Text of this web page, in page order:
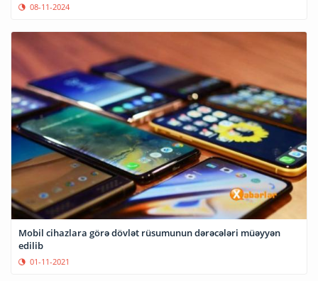
08-11-2024
Mobil cihazlara görə dövlət rüsumunun dərəcələri müəyyən
edilib
01-11-2021